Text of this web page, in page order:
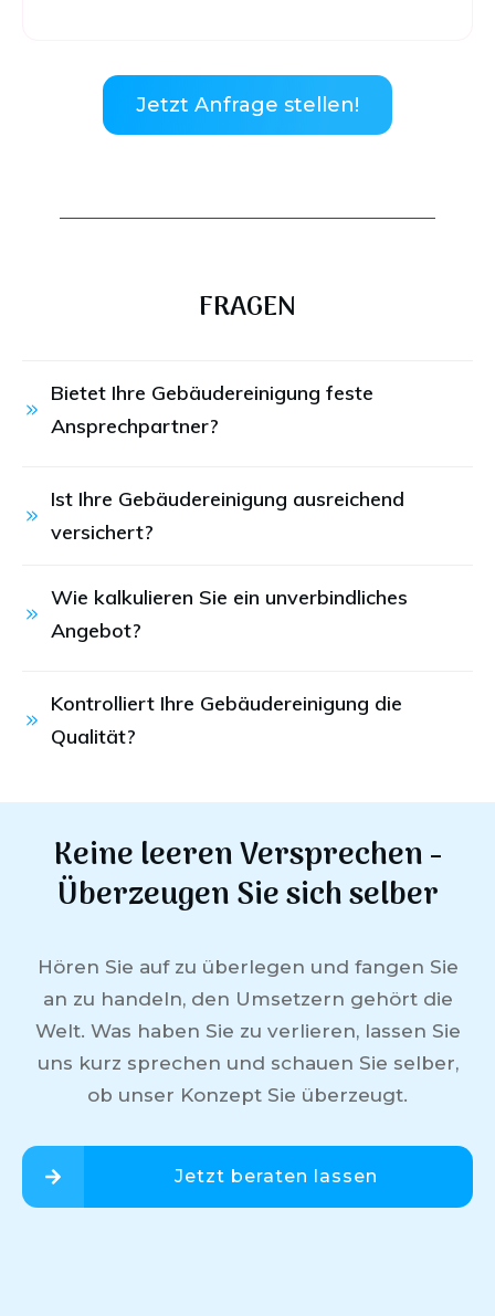
Jetzt Anfrage stellen!
FRAGEN
Bietet Ihre Gebäudereinigung feste
Ansprechpartner?
Ist Ihre Gebäudereinigung ausreichend
versichert?
Wie kalkulieren Sie ein unverbindliches
Angebot?
Kontrolliert Ihre Gebäudereinigung die
Qualität?
Keine leeren Versprechen -
Überzeugen Sie sich selber
Hören Sie auf zu überlegen und fangen Sie
an zu handeln, den Umsetzern gehört die
Welt. Was haben Sie zu verlieren, lassen Sie
uns kurz sprechen und schauen Sie selber,
ob unser Konzept Sie überzeugt.
Jetzt beraten lassen